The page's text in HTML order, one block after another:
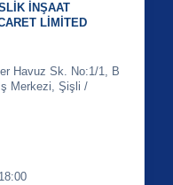
İNŞAAT
LİMİTED
Havuz Sk. No:1/1, B
Merkezi, Şişli /